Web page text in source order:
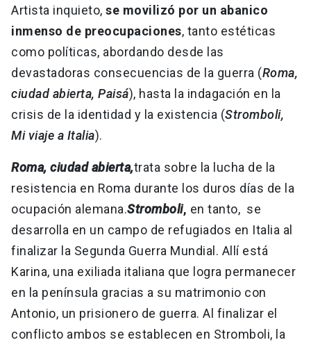
Artista inquieto, se movilizó por un abanico
inmenso de preocupaciones, tanto estéticas
como políticas, abordando desde las
devastadoras consecuencias de la guerra (Roma,
ciudad abierta, Paisá), hasta la indagación en la
crisis de la identidad y la existencia (Stromboli,
Mi viaje a Italia).
Roma, ciudad abierta,trata sobre la lucha de la
resistencia en Roma durante los duros días de la
ocupación alemana.Stromboli, en tanto, se
desarrolla en un campo de refugiados en Italia al
finalizar la Segunda Guerra Mundial. Allí está
Karina, una exiliada italiana que logra permanecer
en la península gracias a su matrimonio con
Antonio, un prisionero de guerra. Al finalizar el
conflicto ambos se establecen en Stromboli, la